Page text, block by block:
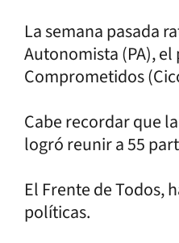
La semana pasada
Autonomista (PA),
Comprometidos
Cabe recordar que
logró reunir a 55
El Frente de Todos,
políticas.